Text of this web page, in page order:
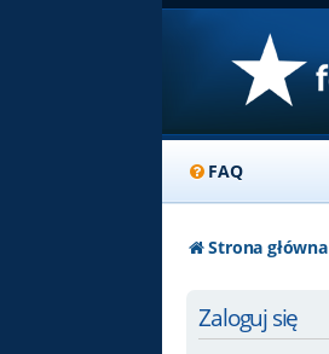
FAQ
Strona główna
Zaloguj się